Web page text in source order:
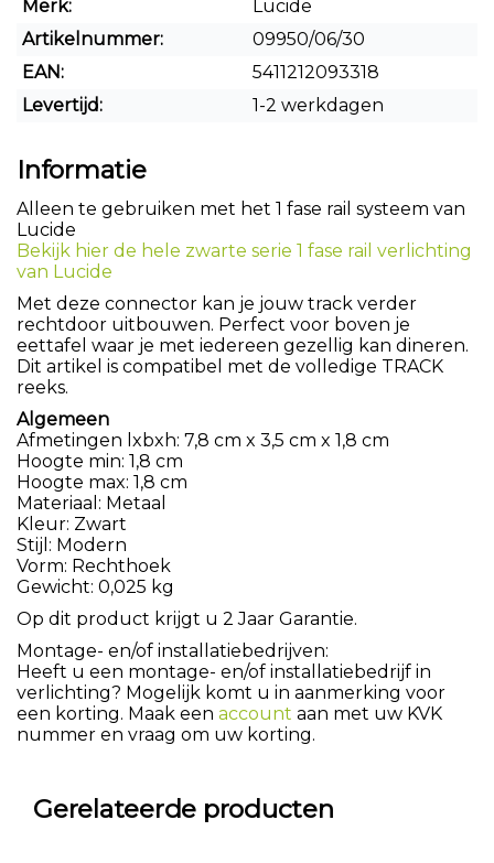
Merk:
Lucide
Artikelnummer:
09950/06/30
EAN:
5411212093318
Levertijd:
1-2 werkdagen
Informatie
Alleen te gebruiken met het 1 fase rail systeem van
Lucide
Bekijk hier de hele zwarte serie 1 fase rail verlichting
van Lucide
Met deze connector kan je jouw track verder
rechtdoor uitbouwen. Perfect voor boven je
eettafel waar je met iedereen gezellig kan dineren.
Dit artikel is compatibel met de volledige TRACK
reeks.
Algemeen
Afmetingen lxbxh: 7,8 cm x 3,5 cm x 1,8 cm
Hoogte min: 1,8 cm
Hoogte max: 1,8 cm
Materiaal: Metaal
Kleur: Zwart
Stijl: Modern
Vorm: Rechthoek
Gewicht: 0,025 kg
Op dit product krijgt u 2 Jaar Garantie.
Montage- en/of installatiebedrijven:
Heeft u een montage- en/of installatiebedrijf in
verlichting? Mogelijk komt u in aanmerking voor
een korting. Maak een account aan met uw KVK
nummer en vraag om uw korting.
Gerelateerde producten